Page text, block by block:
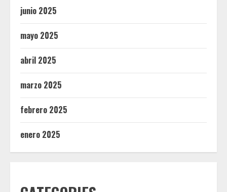
junio 2025
mayo 2025
abril 2025
marzo 2025
febrero 2025
enero 2025